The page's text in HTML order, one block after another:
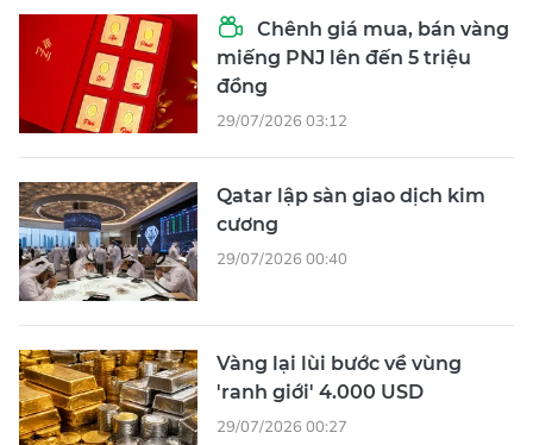
Chênh giá mua, bán vàng
miếng PNJ lên đến 5 triệu
đồng
29/07/2026 03:12
Qatar lập sàn giao dịch kim
cương
29/07/2026 00:40
Vàng lại lùi bước về vùng
'ranh giới' 4.000 USD
29/07/2026 00:27